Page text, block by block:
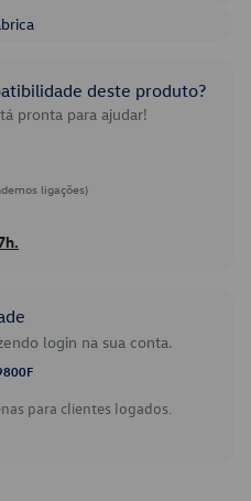
deste produto?
pronta para ajudar!
ligações)
login na sua conta.
para clientes logados.